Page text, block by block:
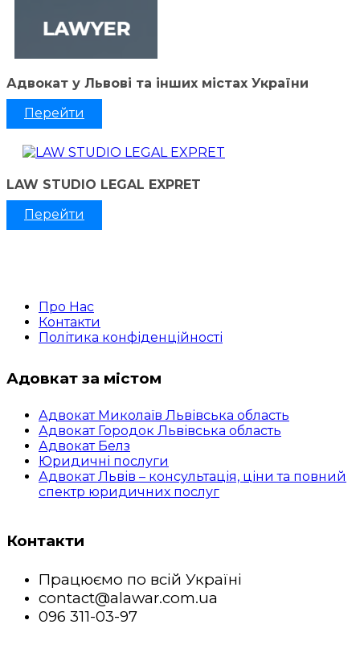
Адвокат у Львові та інших містах України
Перейти
LAW STUDIO LEGAL EXPRET
Перейти
Про Нас
Контакти
Політика конфіденційності
Адовкат за містом
Адвокат Миколаїв Львівська область
Адвокат Городок Львівська область
Адвокат Белз
Юридичні послуги
Адвокат Львів – консультація, ціни та повний
спектр юридичних послуг
Контакти
Працюємо по всій Україні
contact@alawar.com.ua
096 311-03-97